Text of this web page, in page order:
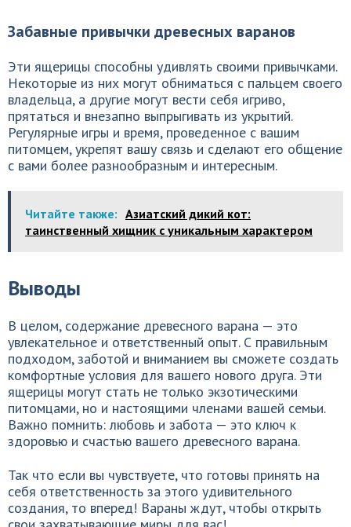
Забавные привычки древесных варанов
Эти ящерицы способны удивлять своими привычками.
Некоторые из них могут обниматься с пальцем своего
владельца, а другие могут вести себя игриво,
прятаться и внезапно выпрыгивать из укрытий.
Регулярные игры и время, проведенное с вашим
питомцем, укрепят вашу связь и сделают его общение
с вами более разнообразным и интересным.
Читайте также: Азиатский дикий кот:
таинственный хищник с уникальным характером
Выводы
В целом, содержание древесного варана — это
увлекательное и ответственный опыт. С правильным
подходом, заботой и вниманием вы сможете создать
комфортные условия для вашего нового друга. Эти
ящерицы могут стать не только экзотическими
питомцами, но и настоящими членами вашей семьи.
Важно помнить: любовь и забота — это ключ к
здоровью и счастью вашего древесного варана.
Так что если вы чувствуете, что готовы принять на
себя ответственность за этого удивительного
создания, то вперед! Вараны ждут, чтобы открыть